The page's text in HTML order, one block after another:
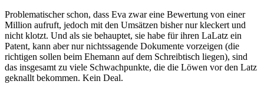
Problematischer schon, dass Eva zwar eine Bewertung von einer
Million aufruft, jedoch mit den Umsätzen bisher nur kleckert und
nicht klotzt. Und als sie behauptet, sie habe für ihren LaLatz ein
Patent, kann aber nur nichtssagende Dokumente vorzeigen (die
richtigen sollen beim Ehemann auf dem Schreibtisch liegen), sind
das insgesamt zu viele Schwachpunkte, die die Löwen vor den Latz
geknallt bekommen. Kein Deal.